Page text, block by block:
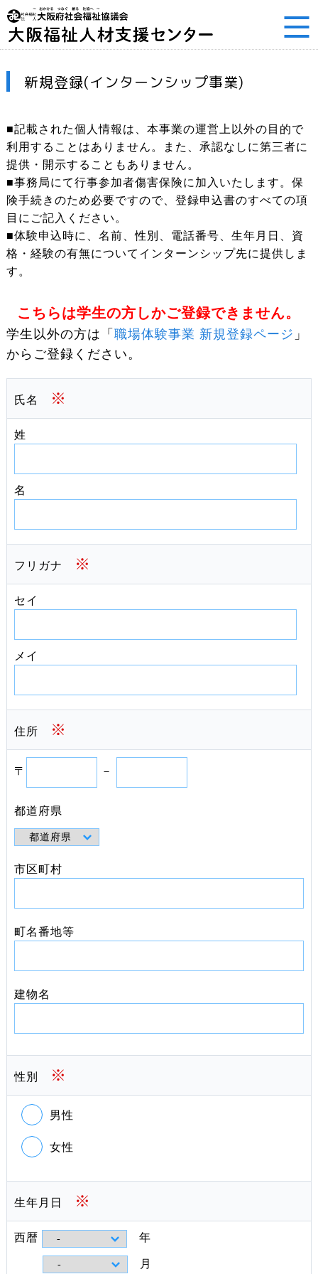
新規登録(インターンシップ事業)
■記載された個人情報は、本事業の運営上以外の目的で
利用することはありません。また、承認なしに第三者に
提供・開示することもありません。
■事務局にて行事参加者傷害保険に加入いたします。保
険手続きのため必要ですので、登録申込書のすべての項
目にご記入ください。
■体験申込時に、名前、性別、電話番号、生年月日、資
格・経験の有無についてインターンシップ先に提供しま
す。
こちらは学生の方しかご登録できません。
学生以外の方は「 職場体験事業 新規登録ページ 」
からご登録ください。
氏名 ※
姓
名
フリガナ ※
セイ
メイ
住所 ※
〒 －
都道府県
市区町村
町名番地等
建物名
性別 ※
男性
女性
生年月日 ※
西暦 年
月